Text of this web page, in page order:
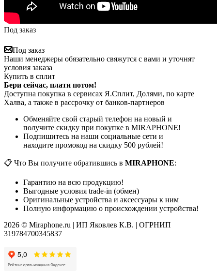
Под заказ
Под заказ
Наши менеджеры обязательно свяжутся с вами и уточнят
условия заказа
Купить в сплит
Бери сейчас, плати потом!
Доступна покупка в сервисах Я.Сплит, Долями, по карте
Халва, а также в рассрочку от банков-партнеров
Обменяйте свой старый телефон на новый и
получите скидку при покупке в MIRAPHONE!
Подпишитесь на наши социальные сети и
находите промокод на скидку 500 рублей!
📋 Что Вы получите обратившись в MIRAPHONE:
Гарантию на всю продукцию!
Выгодные условия trade-in (обмен)
Оригинальные устройства и аксессуары к ним
Полную информацию о происхождении устройства!
2026 © Miraphone.ru | ИП Яковлев К.В. | ОГРНИП
319784700345837